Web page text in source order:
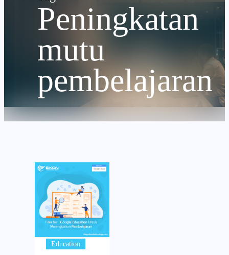
Peningkatan
mutu
pembelajaran
Education